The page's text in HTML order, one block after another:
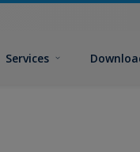
Services